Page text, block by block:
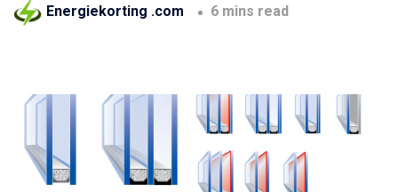
Energiekorting .com 6 mins read